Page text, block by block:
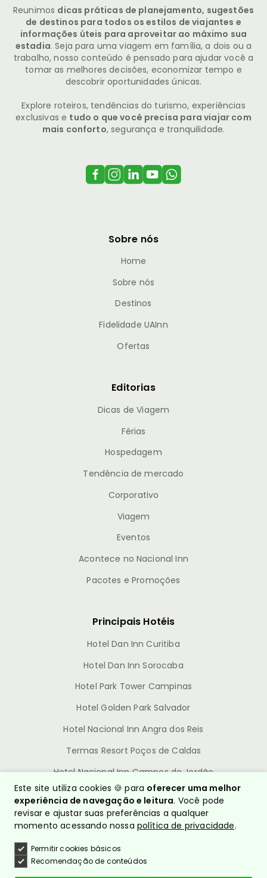
Reunimos dicas práticas de planejamento, sugestões
de destinos para todos os estilos de viajantes e
informações úteis para aproveitar ao máximo sua
estadia. Seja para uma viagem em família, a dois ou a
trabalho, nosso conteúdo é pensado para ajudar você a
tomar as melhores decisões, economizar tempo e
descobrir oportunidades únicas.
Explore roteiros, tendências do turismo, experiências
exclusivas e tudo o que você precisa para viajar com
mais conforto, segurança e tranquilidade.
Sobre nós
Home
Sobre nós
Destinos
Fidelidade UAInn
Ofertas
Editorias
Dicas de Viagem
Férias
Hospedagem
Tendência de mercado
Corporativo
Viagem
Eventos
Acontece no Nacional Inn
Pacotes e Promoções
Principais Hotéis
Hotel Dan Inn Curitiba
Hotel Dan Inn Sorocaba
Hotel Park Tower Campinas
Hotel Golden Park Salvador
Hotel Nacional Inn Angra dos Reis
Termas Resort Poços de Caldas
Hotel Nacional Inn Campos do Jordão
© Nacional Inn Hotéis
CNPJ: 10.628.960/0001-54
Este site utiliza cookies 🍪 para oferecer uma melhor
experiência de navegação e leitura. Você pode
revisar e ajustar suas preferências a qualquer
momento acessando nossa política de privacidade.
Permitir cookies básicos
Recomendação de conteúdos